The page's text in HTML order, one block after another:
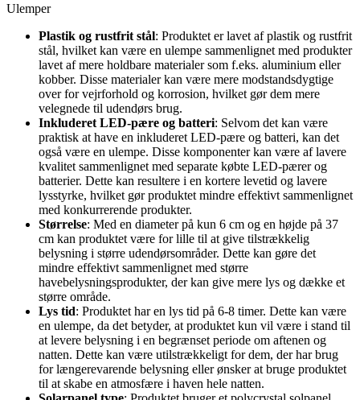
Ulemper
Plastik og rustfrit stål: Produktet er lavet af plastik og rustfrit
stål, hvilket kan være en ulempe sammenlignet med produkter
lavet af mere holdbare materialer som f.eks. aluminium eller
kobber. Disse materialer kan være mere modstandsdygtige
over for vejrforhold og korrosion, hvilket gør dem mere
velegnede til udendørs brug.
Inkluderet LED-pære og batteri: Selvom det kan være
praktisk at have en inkluderet LED-pære og batteri, kan det
også være en ulempe. Disse komponenter kan være af lavere
kvalitet sammenlignet med separate købte LED-pærer og
batterier. Dette kan resultere i en kortere levetid og lavere
lysstyrke, hvilket gør produktet mindre effektivt sammenlignet
med konkurrerende produkter.
Størrelse: Med en diameter på kun 6 cm og en højde på 37
cm kan produktet være for lille til at give tilstrækkelig
belysning i større udendørsområder. Dette kan gøre det
mindre effektivt sammenlignet med større
havebelysningsprodukter, der kan give mere lys og dække et
større område.
Lys tid: Produktet har en lys tid på 6-8 timer. Dette kan være
en ulempe, da det betyder, at produktet kun vil være i stand til
at levere belysning i en begrænset periode om aftenen og
natten. Dette kan være utilstrækkeligt for dem, der har brug
for længerevarende belysning eller ønsker at bruge produktet
til at skabe en atmosfære i haven hele natten.